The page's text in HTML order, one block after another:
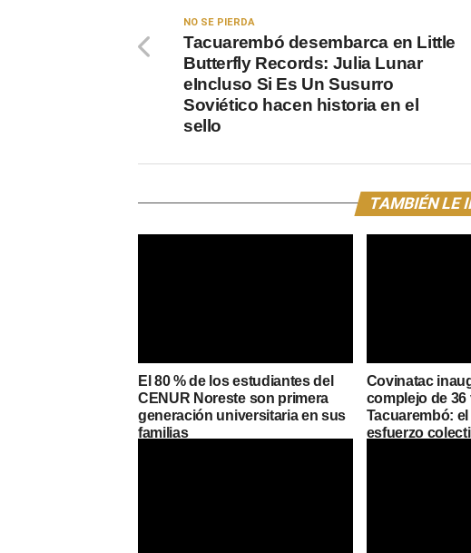
NO SE PIERDA
Tacuarembó desembarca en Little
Butterfly Records: Julia Lunar
eIncluso Si Es Un Susurro
Soviético hacen historia en el
sello
TAMBIÉN LE
El 80 % de los estudiantes del
CENUR Noreste son primera
generación universitaria en sus
familias
Covinatac
complejo de 36
Tacuarembó:
esfuerzo